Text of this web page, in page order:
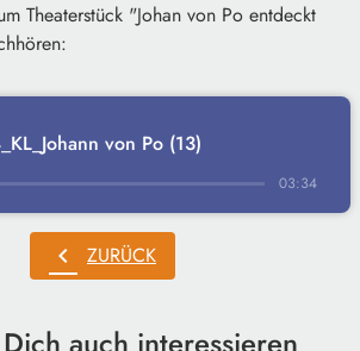
Theaterstück "Johan von Po entdeckt
von Po (13)
03:34
chevron_left ZURÜCK